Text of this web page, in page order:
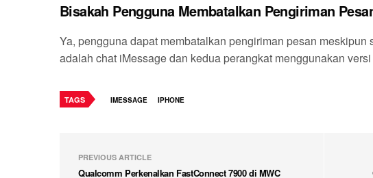
Bisakah Pengguna Membatalkan Pengiriman
Ya, pengguna dapat membatalkan pengiriman pesan
adalah chat iMessage dan kedua perangkat menggunakan
TAGS IMESSAGE IPHONE
PREVIOUS ARTICLE
Qualcomm Perkenalkan FastConnect 7900 di MWC